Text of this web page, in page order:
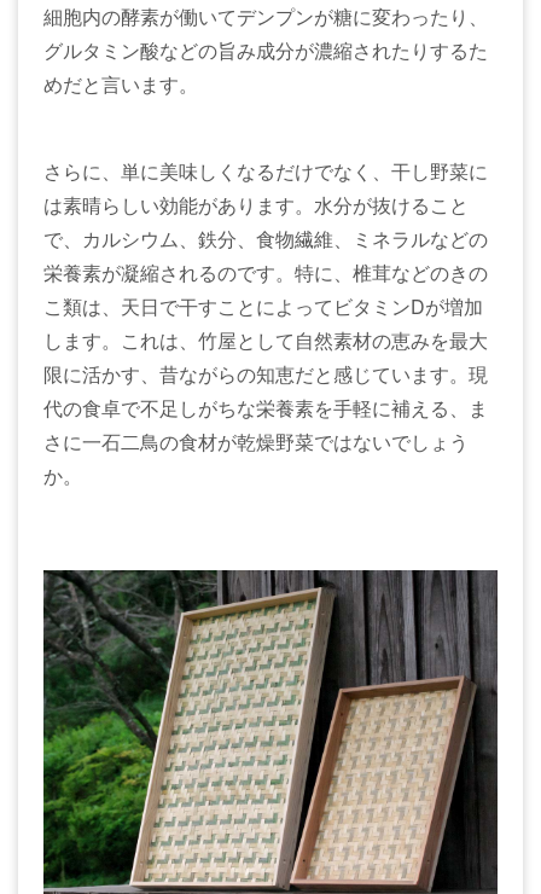
細胞内の酵素が働いてデンプンが糖に変わったり、
グルタミン酸などの旨み成分が濃縮されたりするた
めだと言います。
さらに、単に美味しくなるだけでなく、干し野菜に
は素晴らしい効能があります。水分が抜けること
で、カルシウム、鉄分、食物繊維、ミネラルなどの
栄養素が凝縮されるのです。特に、椎茸などのきの
こ類は、天日で干すことによってビタミンDが増加
します。これは、竹屋として自然素材の恵みを最大
限に活かす、昔ながらの知恵だと感じています。現
代の食卓で不足しがちな栄養素を手軽に補える、ま
さに一石二鳥の食材が乾燥野菜ではないでしょう
か。